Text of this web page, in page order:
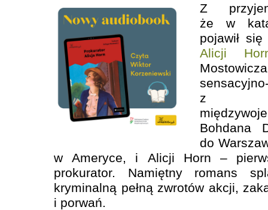
Z
że w
pojawił
Alicji
z
Bohdana
do
w Ameryce, i Alicji Horn –
prokurator. Namiętny romans
kryminalną pełną zwrotów akcji,
i porwań.